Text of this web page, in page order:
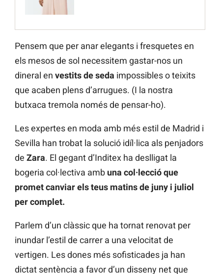
Pensem que per anar elegants i fresquetes en
els mesos de sol necessitem gastar-nos un
dineral en vestits de seda impossibles o teixits
que acaben plens d’arrugues. (I la nostra
butxaca tremola només de pensar-ho).
Les expertes en moda amb més estil de Madrid i
Sevilla han trobat la solució idíl·lica als penjadors
de Zara. El gegant d’Inditex ha deslligat la
bogeria col·lectiva amb una col·lecció que
promet canviar els teus matins de juny i juliol
per complet.
Parlem d’un clàssic que ha tornat renovat per
inundar l’estil de carrer a una velocitat de
vertigen. Les dones més sofisticades ja han
dictat sentència a favor d’un disseny net que